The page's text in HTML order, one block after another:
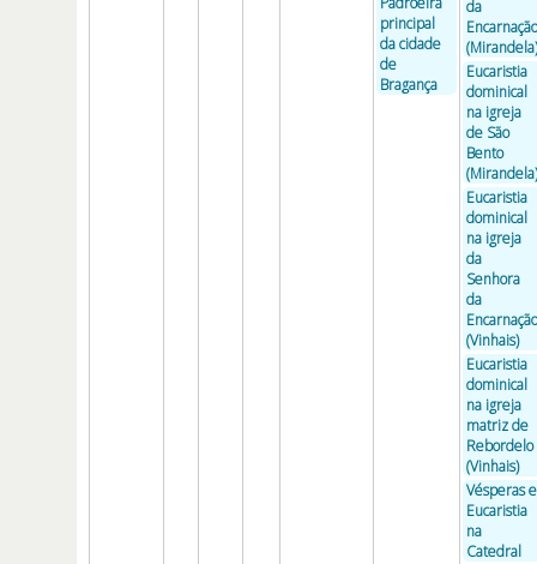
principal
da cidade
de
Bragança
da
Encarnação
(Mirandela)
Eucaristia
dominical
na igreja
de São
Bento
(Mirandela)
Eucaristia
dominical
na igreja
da
Senhora
da
Encarnação
(Vinhais)
Eucaristia
dominical
na igreja
matriz de
Rebordelo
(Vinhais)
Vésperas e
Eucaristia
na
Catedral